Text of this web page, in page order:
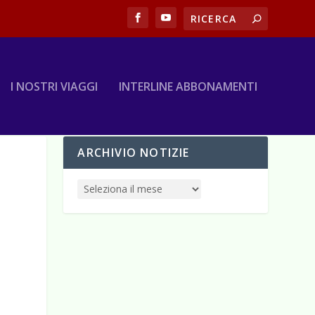
I NOSTRI VIAGGI INTERLINE ABBONAMENTI
ARCHIVIO NOTIZIE